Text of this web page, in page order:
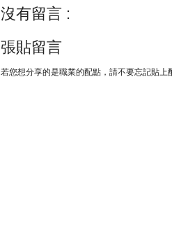
沒有留言 :
張貼留言
若您想分享的是職業的配點，請不要忘記貼上